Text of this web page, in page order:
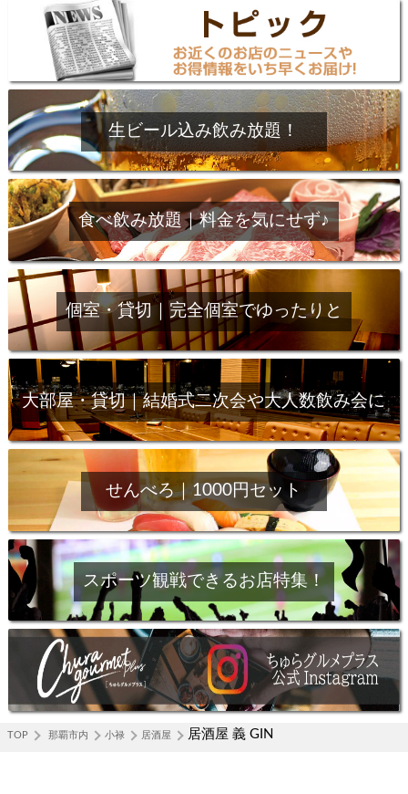
生ビール込み飲み放題！
食べ飲み放題｜料金を気にせず♪
個室・貸切｜完全個室でゆったりと
大部屋・貸切｜結婚式二次会や大人数飲み会に
せんべろ｜1000円セット
スポーツ観戦できるお店特集！
TOP 那覇市内 小禄 居酒屋 居酒屋 義 GIN